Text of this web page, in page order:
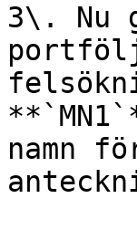
3\. Nu
namn